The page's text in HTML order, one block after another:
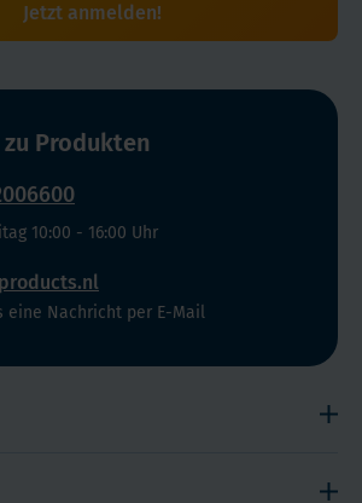
Jetzt anmelden!
zu Produkten
10:00 - 16:00 Uhr
eine Nachricht per E-Mail